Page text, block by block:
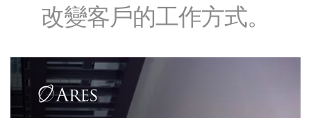
改變客戶的工作方式。